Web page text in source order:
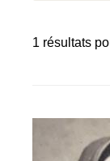
1 résultats